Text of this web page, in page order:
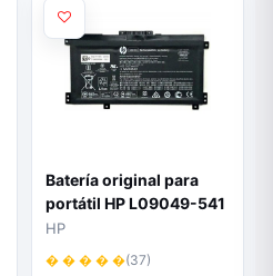
Batería original para
portátil HP L09049-541
11.55V 4500mAh
HP
� � � � �(37)